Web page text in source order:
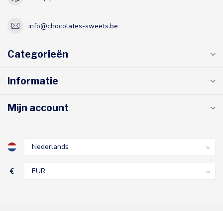
info@chocolates-sweets.be
Categorieën
Informatie
Mijn account
€